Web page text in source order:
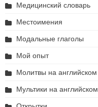
Медицинский словарь
Местоимения
Модальные глаголы
Мой опыт
Молитвы на английском
Мультики на английском